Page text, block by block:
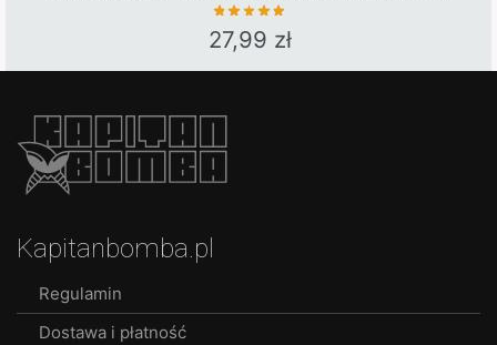
27,99 zł
Kapitanbomba.pl
Regulamin
Dostawa i płatność